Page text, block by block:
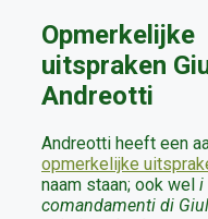
Opmerkelijke
uitspraken
Andreotti
Andreotti heeft een
opmerkelijke
naam staan; ook wel i
comandamenti di